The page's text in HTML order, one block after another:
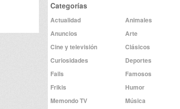
Categorías
Actualidad
Animales
Anuncios
Arte
Cine y televisión
Clásicos
Curiosidades
Deportes
Fails
Famosos
Frikis
Humor
Memondo TV
Música